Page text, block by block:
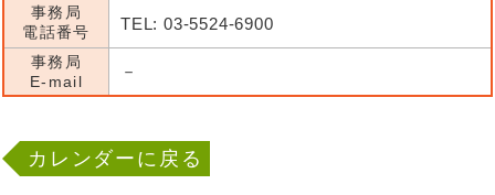
事務局
電話番号
TEL: 03-5524-6900
事務局
E-mail
－
カレンダーに戻る